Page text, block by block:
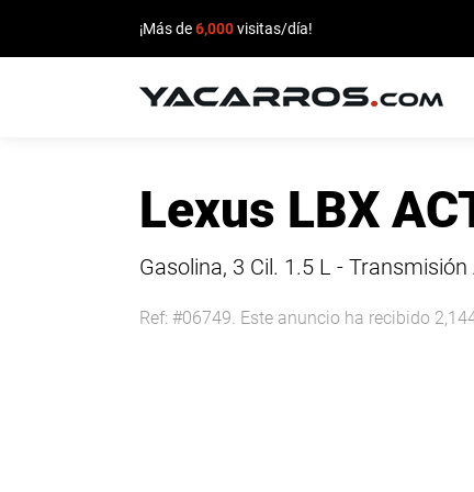
¡Más de6,000visitas/día!
Lexus LBX
Gasolina, 3 Cil. 1.5 L -
Ref: #06749. Este anuncio ha recibido